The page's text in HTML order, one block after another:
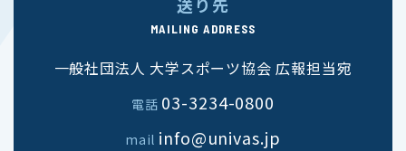
MAILING ADDRESS
一般社団法人 大学スポーツ協会 広報担当宛
電話 03-3234-0800
mail info@univas.jp